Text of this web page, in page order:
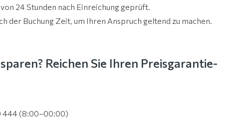
24 Stunden nach Einreichung geprüft.
der Buchung Zeit, um Ihren Anspruch geltend zu machen.
Reichen Sie Ihren Preisgarantie-
444 (8:00–00:00)